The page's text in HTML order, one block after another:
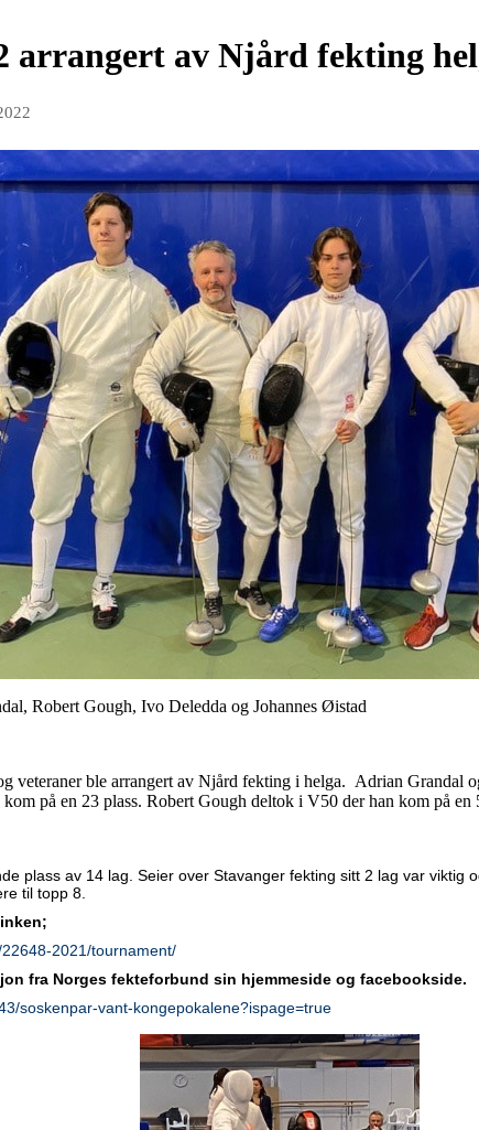
arrangert av Njård fekting
Robert Gough, Ivo Deledda og Johannes Øistad
veteraner ble arrangert av Njård fekting i helga. Adrian Grandal
på en 23 plass. Robert Gough deltok i V50 der han kom på en
plass av 14 lag. Seier over Stavanger fekting sitt 2 lag var viktig
til topp 8.
2021/tournament/
fra Norges fekteforbund sin hjemmeside og facebookside.
soskenpar-vant-kongepokalene?ispage=true